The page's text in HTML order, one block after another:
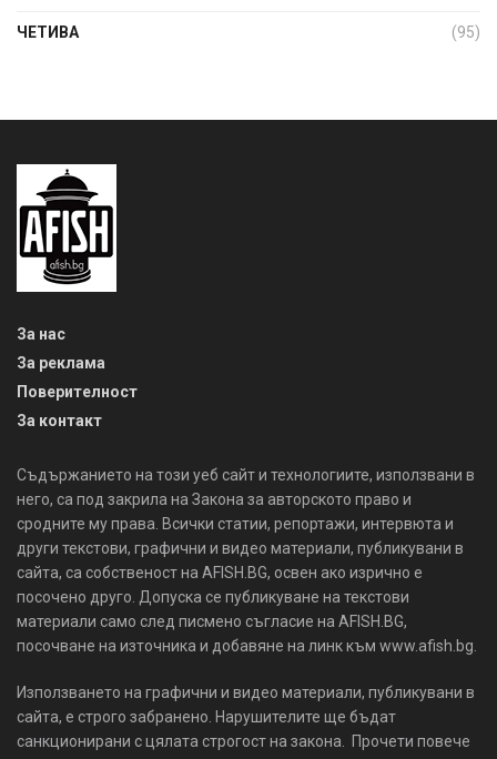
ЧЕТИВА (95)
За нас
За реклама
Поверителност
За контакт
Съдържанието на този уеб сайт и технологиите, използвани в
него, са под закрила на Закона за авторското право и
сродните му права. Всички статии, репортажи, интервюта и
други текстови, графични и видео материали, публикувани в
сайта, са собственост на AFISH.BG, освен ако изрично е
посочено друго. Допуска се публикуване на текстови
материали само след писмено съгласие на AFISH.BG,
посочване на източника и добавяне на линк към www.afish.bg.
Използването на графични и видео материали, публикувани в
сайта, е строго забранено. Нарушителите ще бъдат
санкционирани с цялата строгост на закона. Прочети повече